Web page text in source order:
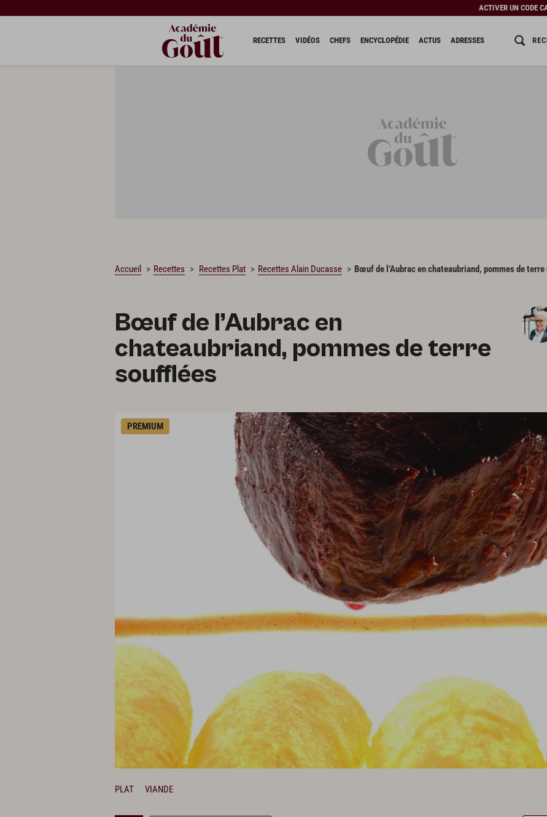
ACTIVER UN CODE
RECETTES VIDÉOS CHEFS ENCYCLOPÉDIE ACTUS ADRESSES
Accueil Recettes Recettes Plat Recettes Alain Ducasse Bœuf de l’Aubrac en chateaubriand, pommes de
Bœuf de l’Aubrac en
chateaubriand, pommes de terre
soufflées
PREMIUM
PLAT VIANDE
CHARGEMENT…